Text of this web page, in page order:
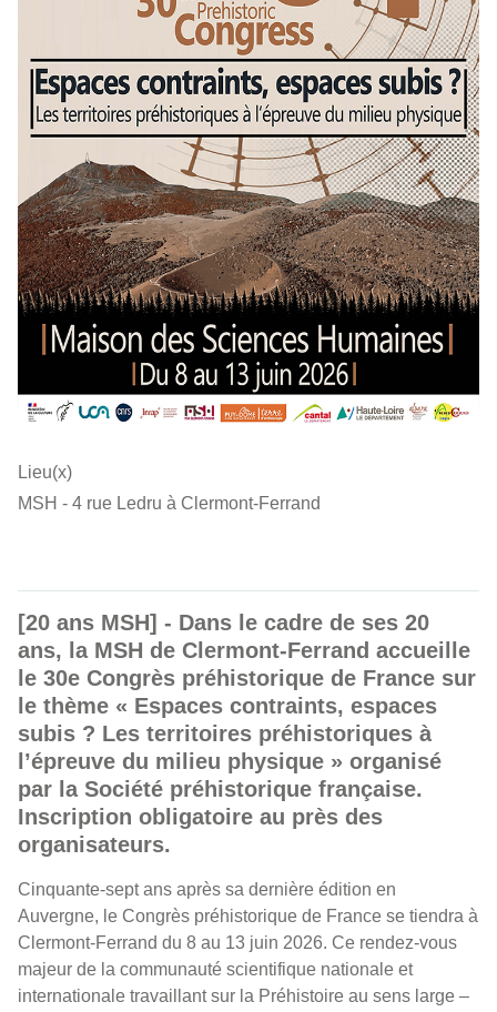
Lieu(x)
MSH - 4 rue Ledru à Clermont-Ferrand
[20 ans MSH] - Dans le cadre de ses 20
ans, la MSH de Clermont-Ferrand accueille
le 30e Congrès préhistorique de France sur
le thème « Espaces contraints, espaces
subis ? Les territoires préhistoriques à
l’épreuve du milieu physique » organisé
par la Société préhistorique française.
Inscription obligatoire au près des
organisateurs.
Cinquante-sept ans après sa dernière édition en
Auvergne, le Congrès préhistorique de France se tiendra à
Clermont-Ferrand du 8 au 13 juin 2026. Ce rendez-vous
majeur de la communauté scientifique nationale et
internationale travaillant sur la Préhistoire au sens large –